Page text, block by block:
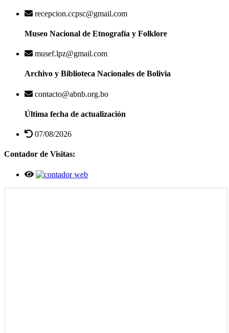
recepcion.ccpsc@gmail.com
Museo Nacional de Etnografía y Folklore
musef.lpz@gmail.com
Archivo y Biblioteca Nacionales de Bolivia
contacto@abnb.org.bo
Última fecha de actualización
07/08/2026
Contador de Visitas: